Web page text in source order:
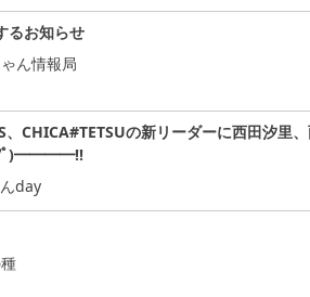
るお知らせ
ん情報局
、CHICA#TETSUの新リーダーに西田汐里
ﾟ)━━━━!!
day